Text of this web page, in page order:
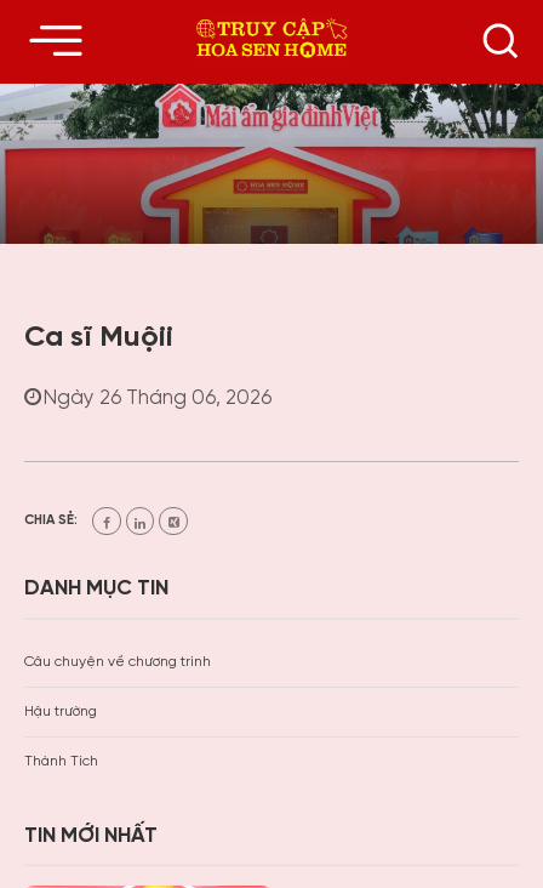
Ca sĩ Muộii
Ngày 26 Tháng 06, 2026
CHIA SẺ:
DANH MỤC TIN
Câu chuyện về chương trình
Hậu trường
Thành Tích
TIN MỚI NHẤT